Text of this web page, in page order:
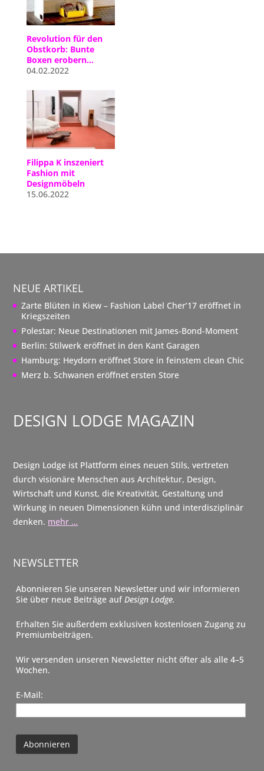
Revolution für den
Obstkorb: Bunte
Boxen erobern…
04.02.2022
Filippa K inszeniert
Fashion mit
Designmöbeln
15.06.2022
NEUE ARTIKEL
Zarte Blüten in Kiew – Fashion Label Cher’17 eröffnet in
Kriegszeiten
Polestar: Neue Destinationen mit James-Bond-Moment
Berlin: Stilwerk eröffnet in den Kant Garagen
Hamburg: Heydorn eröffnet Store in feinstem clean Chic
Merz b. Schwanen eröffnet ersten Store
DESIGN LODGE MAGAZIN
Design Lodge ist Plattform eines neuen Stils, vertreten
durch visionäre Menschen aus Architektur, Design,
Wirtschaft und Kunst, die Kreativität, Gestaltung und
Wirkung in neuen Dimensionen kühn und interdisziplinär
denken. mehr …
NEWSLETTER
Abonnieren Sie unseren Newsletter und wir informieren
Sie über neue Beiträge auf Design Lodge.
Erhalten Sie außerdem exklusiven kostenlosen Zugang zu
Premiumbeiträgen.
Wir versenden unseren Newsletter nicht öfter als alle 4–5
Wochen.
E-Mail: